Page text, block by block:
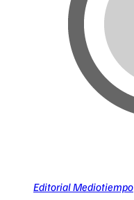
Editorial Mediotiempo